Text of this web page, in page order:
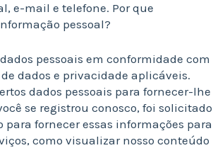
e-mail e telefone. Por que
pessoal?
pessoais em conformidade com
dados e privacidade aplicáveis.
dados pessoais para fornecer-lhe
se registrou conosco, foi solicitado
fornecer essas informações para
como visualizar nosso conteúdo